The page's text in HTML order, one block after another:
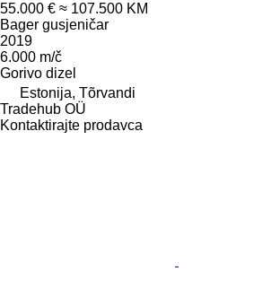
55.000 € ≈ 107.500 KM
Bager gusjeničar
2019
6.000 m/č
Gorivo dizel
Estonija, Tõrvandi
Tradehub OÜ
Kontaktirajte prodavca